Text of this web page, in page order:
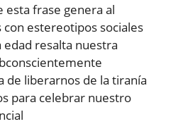
esta frase genera al
estereotipos sociales
resalta nuestra
de liberarnos de la tiranía
para celebrar nuestro